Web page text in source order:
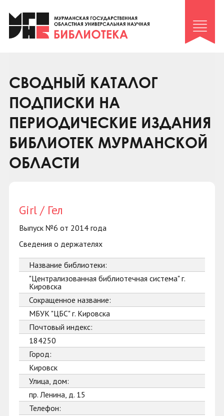
Клуб «Гиря и сельдерей»
Клуб «Семейный архив»
Коллегам
Контакты
СВОДНЫЙ КАТАЛОГ
ПОДПИСКИ НА
ПЕРИОДИЧЕСКИЕ ИЗДАНИЯ
БИБЛИОТЕК МУРМАНСКОЙ
ОБЛАСТИ
Girl / Гел
Выпуск №6 от 2014 года
Сведения о держателях
Название библиотеки:
"Централизованная библиотечная система" г.
Кировска
Сокращенное название:
МБУК "ЦБС" г. Кировска
Почтовый индекс:
184250
Город:
Кировск
Улица, дом:
пр. Ленина, д. 15
Телефон: